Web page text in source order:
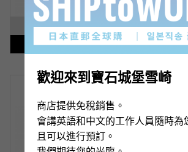
歡迎來到寶石城堡雪崎
商店提供免稅銷售。
會講英語和中文的工作人員隨時為
且可以進行預訂。
SOLD OUT
補貨通知已發出
缺貨 新品
弗蘭克·穆勒（
先鋒隊 航海